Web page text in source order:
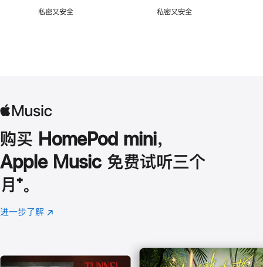
私密又安全 私密又安全
购买 HomePod mini，
Apple Music 免费试听三个
月 脚
注
⁺。
进一步了解 Apple
(在
口